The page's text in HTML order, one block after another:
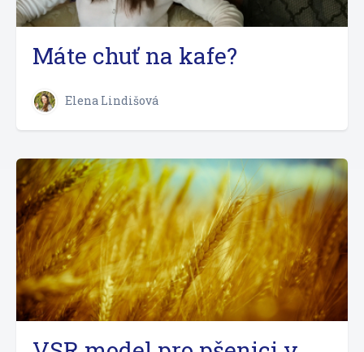
Máte chuť na kafe?
Elena Lindišová